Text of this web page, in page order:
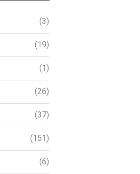
(3)
(19)
(1)
(26)
(37)
(151)
(6)